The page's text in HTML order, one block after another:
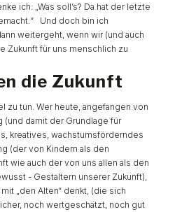
ich: „Was soll’s? Da hat der letzte
Und doch bin ich
weitergeht, wenn wir (und auch
Zukunft für uns menschlich zu
die Zukunft
zu tun. Wer heute, angefangen von
damit der Grundlage für
kreatives, wachstumsförderndes
(der von Kindern als den
wie auch der von uns allen als den
- Gestaltern unserer Zukunft),
„den Alten“ denkt, (die sich
noch wertgeschätzt, noch gut